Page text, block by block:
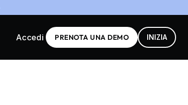
Accedi PRENOTA UNA DEMO INIZIA